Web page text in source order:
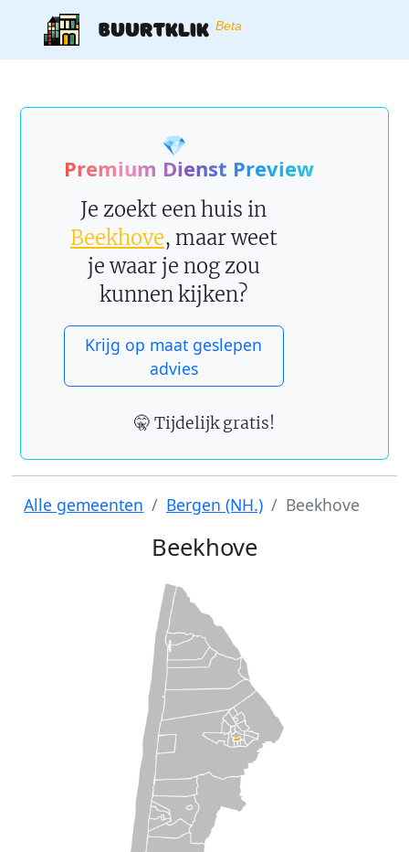
Buurtklik Beta
💎
Premium Dienst Preview
Je zoekt een huis in
Beekhove, maar weet
je waar je nog zou
kunnen kijken?
Krijg op maat geslepen
advies
🤫 Tijdelijk gratis!
Alle gemeenten Bergen (NH.) Beekhove
Beekhove